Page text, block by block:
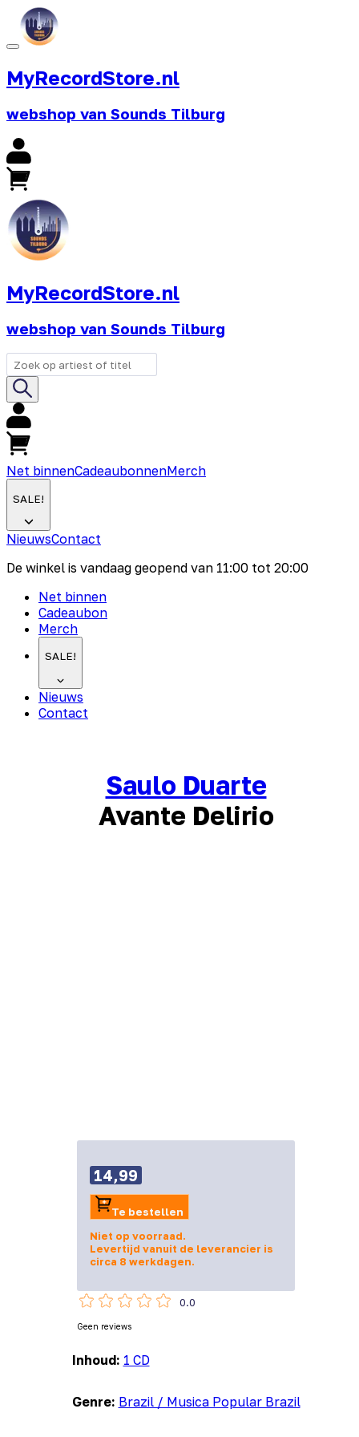
MyRecordStore.nl
webshop van Sounds Tilburg
MyRecordStore.nl
webshop van Sounds Tilburg
Net binnenCadeaubonnenMerch
SALE!
NieuwsContact
De winkel is vandaag geopend van 11:00 tot 20:00
Net binnen
Cadeaubon
Merch
SALE!
Nieuws
Contact
Saulo Duarte
Avante Delirio
Inhoud: 1 CD
Genre: Brazil / Musica Popular Brazil
14,99
Te bestellen
Niet op voorraad.
Levertijd vanuit de leverancier is
circa 8 werkdagen.
0.0
Geen reviews